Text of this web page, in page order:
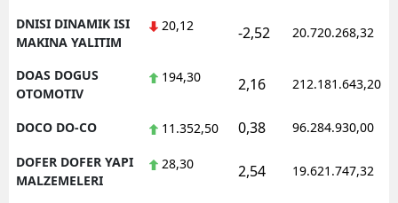
DNISI DINAMIK ISI
MAKINA YALITIM
20,12 -2,52 20.720.268,32
DOAS DOGUS
OTOMOTIV
194,30 2,16 212.181.643,20
DOCO DO-CO 11.352,50 0,38 96.284.930,00
DOFER DOFER YAPI
MALZEMELERI
28,30 2,54 19.621.747,32